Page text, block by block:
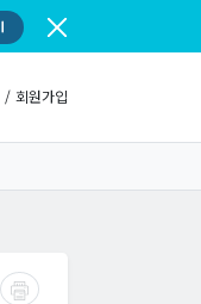
/ 회원가입